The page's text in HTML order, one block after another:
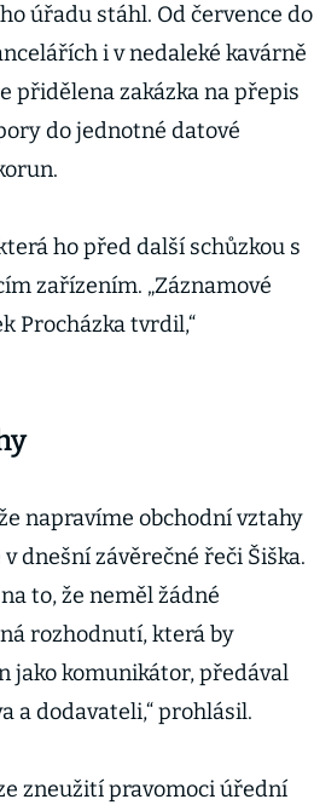
úřadu stáhl. Od července do
i v nedaleké kavárně
přidělena zakázka na přepis
do jednotné datové
ho před další schůzkou s
zařízením. „Záznamové
Procházka tvrdil,“
napravíme obchodní vztahy
dnešní závěrečné řeči Šiška.
to, že neměl žádné
rozhodnutí, která by
jako komunikátor, předával
a dodavateli,“ prohlásil.
zneužití pravomoci úřední